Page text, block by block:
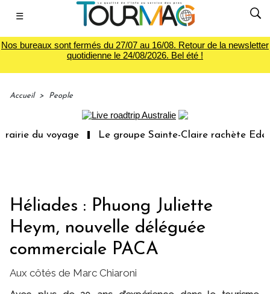
☰
Nos bureaux sont fermés du 27/07 au 16/08. Retour de la newsletter
quotidienne le 24/08/2026. Bel été !
Accueil > People
du voyage Le groupe Sainte-Claire rachète Eden
Héliades : Phuong Juliette
Heym, nouvelle déléguée
commerciale PACA
Aux côtés de Marc Chiaroni